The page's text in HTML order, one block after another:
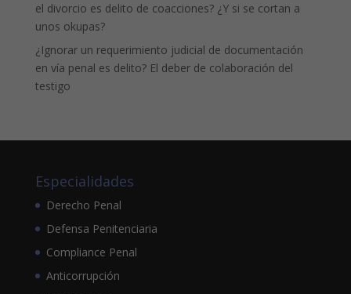
el divorcio es delito de coacciones? ¿Y si se cortan a
unos okupas?
¿Ignorar un requerimiento judicial de documentación
en vía penal es delito? El deber de colaboración del
testigo
Especialidades
Derecho Penal
Defensa Penitenciaria
Compliance Penal
Anticorrupción